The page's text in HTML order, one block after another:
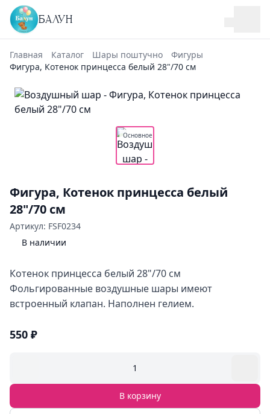
БАЛУН
Главная Каталог Шары поштучно
Фигуры
Фигура, Котенок принцесса белый 28"/70 см
Основное
Фигура, Котенок принцесса белый
28"/70 см
Артикул: FSF0234
В наличии
Котенок принцесса белый 28"/70 см
Фольгированные воздушные шары имеют
встроенный клапан. Наполнен гелием.
550 ₽
1
В корзину